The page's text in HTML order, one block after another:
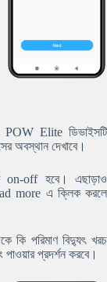
Elite ডিভাইসটি
অবস্থান দেখাবে।
off হবে। এছাড়াও
more এ ক্লিক করলে
কি পরিমাণ বিদ্যুৎ খরচ
পাওয়ার প্রদর্শন করবে।